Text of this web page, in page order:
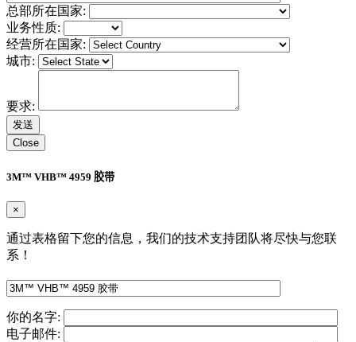
总部所在国家:
业务性质:
经营所在国家:
城市:
要求:
Close
3M™ VHB™ 4959 胶带
×
通过表格留下您的信息，我们的技术支持团队将尽快与您联
系！
你的名字:
电子邮件: